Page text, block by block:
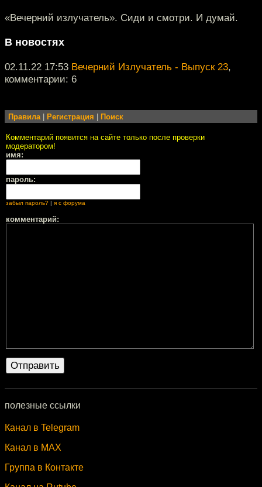
«Вечерний излучатель». Сиди и смотри. И думай.
В новостях
02.11.22 17:53 Вечерний Излучатель - Выпуск 23,
комментарии: 6
Правила| Регистрация Поиск
Комментарий появится на сайте только после проверки
модератором!
имя:
пароль:
забыл пароль? я с форума
комментарий:
полезные ссылки
Канал в Telegram
Канал в MAX
Группа в Контакте